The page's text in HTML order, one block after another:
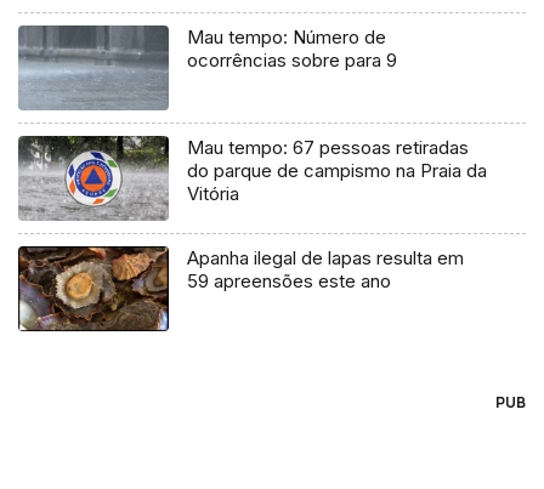
Mau tempo: Número de
ocorrências sobre para 9
Mau tempo: 67 pessoas retiradas
do parque de campismo na Praia da
Vitória
Apanha ilegal de lapas resulta em
59 apreensões este ano
PUB